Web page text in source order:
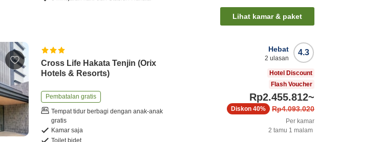
Lihat kamar & paket
Cross Life Hakata Tenjin (Orix
Hotels & Resorts)
Pembatalan gratis
Tempat tidur berbagi dengan anak-anak
gratis
Kamar saja
4.3
Hebat
2 ulasan
Hotel Discount
Flash Voucher
Rp2.455.812~
Rp4.093.020
Diskon 40%
Per kamar
2 tamu 1 malam